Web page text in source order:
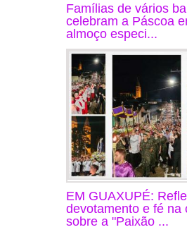
Famílias de vários
celebram a Páscoa
almoço especi...
EM GUAXUPÉ:
devotamento e fé na
sobre a "Paixão ...